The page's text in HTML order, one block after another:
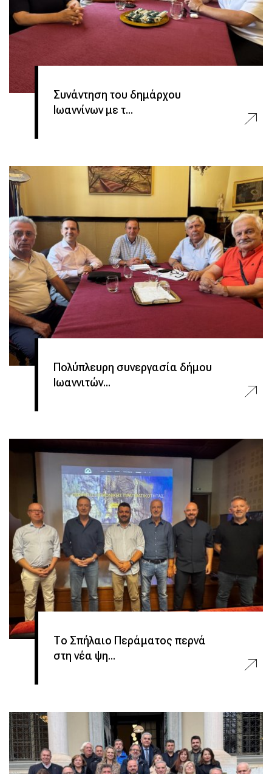
Συνάντηση του δημάρχου
Ιωαννίνων με τ...
Πολύπλευρη συνεργασία δήμου
Ιωαννιτών...
Το Σπήλαιο Περάματος περνά
στη νέα ψη...